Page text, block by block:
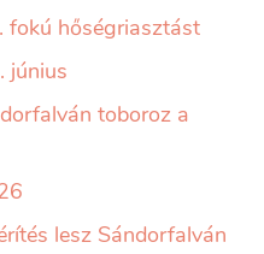
fokú hőségriasztást
június
toboroz a
lesz Sándorfalván